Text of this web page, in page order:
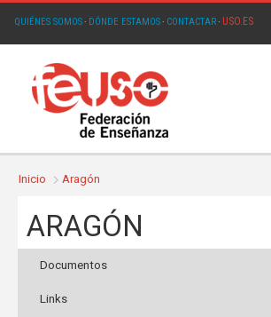
QUIÉNES SOMOS· DÓNDE ESTAMOS· CONTACTAR· USO.ES
Inicio Aragón
ARAGÓN
Documentos
Links